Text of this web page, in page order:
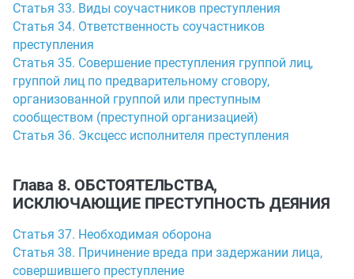
Статья 33. Виды соучастников преступления
Статья 34. Ответственность соучастников
преступления
Статья 35. Совершение преступления группой лиц,
группой лиц по предварительному сговору,
организованной группой или преступным
сообществом (преступной организацией)
Статья 36. Эксцесс исполнителя преступления
Глава 8. ОБСТОЯТЕЛЬСТВА,
ИСКЛЮЧАЮЩИЕ ПРЕСТУПНОСТЬ ДЕЯНИЯ
Статья 37. Необходимая оборона
Статья 38. Причинение вреда при задержании лица,
совершившего преступление